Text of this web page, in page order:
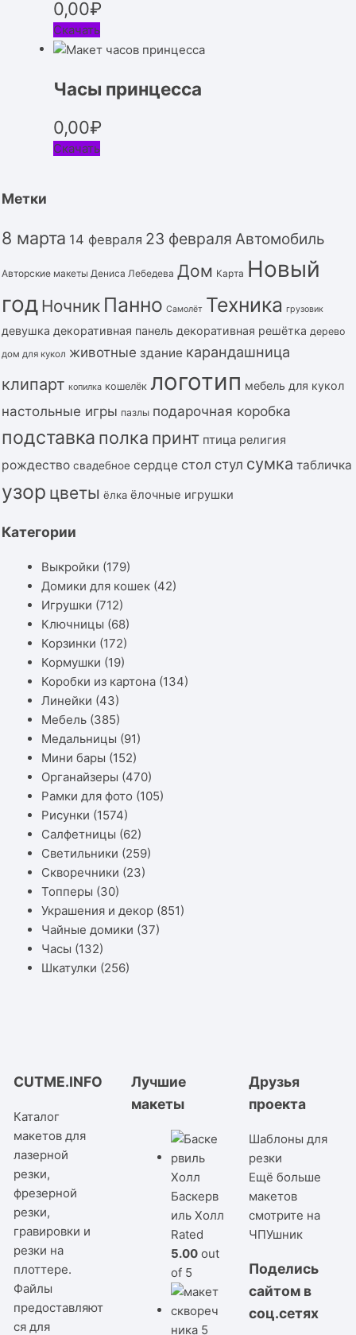
0,00₽
Скачать
Часы принцесса
0,00₽
Скачать
Метки
8 марта 14 февраля 23 февраля Автомобиль
Авторские макеты Дениса Лебедева Дом Карта Новый
год Ночник Панно Самолёт Техника грузовик
девушка декоративная панель декоративная решётка дерево
дом для кукол животные здание карандашница
клипарт копилка кошелёк логотип мебель для кукол
настольные игры пазлы подарочная коробка
подставка полка принт птица религия
рождество свадебное сердце стол стул сумка табличка
узор цветы ёлка ёлочные игрушки
Категории
Выкройки (179)
Домики для кошек (42)
Игрушки (712)
Ключницы (68)
Корзинки (172)
Кормушки (19)
Коробки из картона (134)
Линейки (43)
Мебель (385)
Медальницы (91)
Мини бары (152)
Органайзеры (470)
Рамки для фото (105)
Рисунки (1574)
Салфетницы (62)
Светильники (259)
Скворечники (23)
Топперы (30)
Украшения и декор (851)
Чайные домики (37)
Часы (132)
Шкатулки (256)
CUTME.INFO
Каталог
макетов для
лазерной
резки,
фрезерной
резки,
гравировки и
резки на
плоттере.
Файлы
предоставляют
ся для
Лучшие
макеты
Баскерв
иль Холл
Rated
5.00 out
of 5
Друзья
проекта
Шаблоны для
резки
Ещё больше
макетов
смотрите на
ЧПУшник
Поделись
сайтом в
соц.сетях